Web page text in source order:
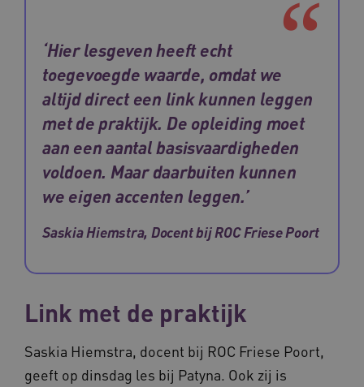
‘Hier lesgeven heeft echt
toegevoegde waarde, omdat we
altijd direct een link kunnen leggen
met de praktijk. De opleiding moet
aan een aantal basisvaardigheden
voldoen. Maar daarbuiten kunnen
we eigen accenten leggen.’
Saskia Hiemstra, Docent bij ROC Friese Poort
Link met de praktijk
Saskia Hiemstra, docent bij ROC Friese Poort,
geeft op dinsdag les bij Patyna. Ook zij is
_ga_6B560G1Y8F .waardigheidentrots.nl
_ga_NWZZME161M .waardigheidentrots.nl
ga_session_duration www.waardigheidentrots.nl
_ga_G3VHK6CSBS .waardigheidentrots.nl
YSC
Google LLC
VISITOR_INFO1_LIVE
Google LLC
.youtube.com
BCSessionID m906.waardigheidentrots.nl